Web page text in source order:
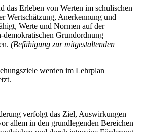
das Erleben von Werten im schulischen
Wertschätzung, Anerkennung und
Werte und Normen auf der
Grundordnung
(Befähigung zur mitgestaltenden
werden im Lehrplan
verfolgt das Ziel, Auswirkungen
allem in den grundlegenden Bereichen